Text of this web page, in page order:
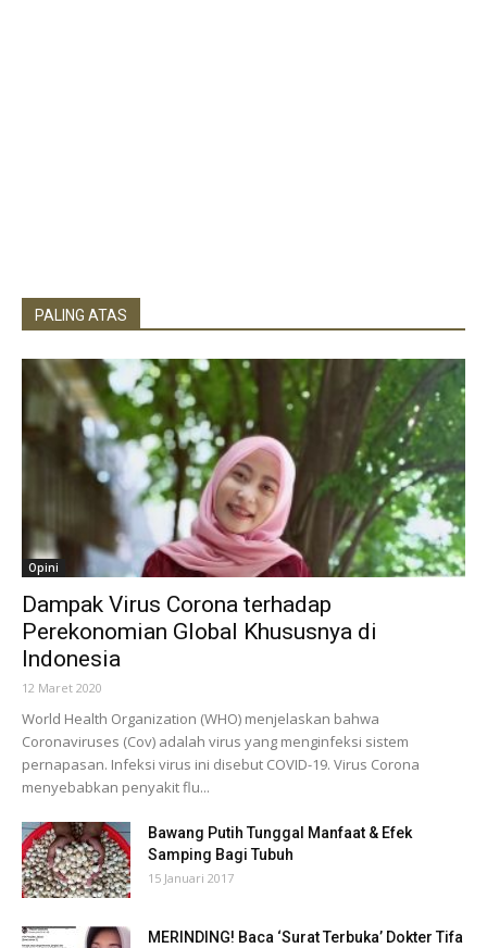
PALING ATAS
Opini
Dampak Virus Corona terhadap
Perekonomian Global Khususnya di
Indonesia
12 Maret 2020
World Health Organization (WHO) menjelaskan bahwa
Coronaviruses (Cov) adalah virus yang menginfeksi sistem
pernapasan. Infeksi virus ini disebut COVID-19. Virus Corona
menyebabkan penyakit flu...
Bawang Putih Tunggal Manfaat & Efek
Samping Bagi Tubuh
15 Januari 2017
MERINDING! Baca ‘Surat Terbuka’ Dokter Tifa